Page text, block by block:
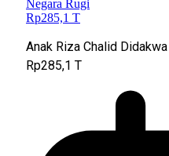
Anak Riza Chalid
Rp285,1 T